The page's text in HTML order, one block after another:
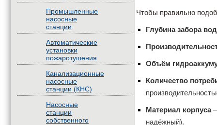
Промышленные
насосные
станции
Автоматические
установки
пожаротушения
Канализационные
насосные
станции (КНС)
Насосные
станции
собственного
Чтобы правильно
Глубина забора
Объём
Количество
Материал корпуса—
надёжный).